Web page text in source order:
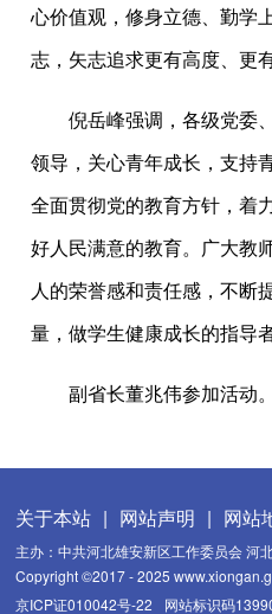
心价值观，修身立德、勤学
志，矢志追求更有高度、更
倪岳峰强调，各级党委
领导，关心青年成长，支持
全面贯彻党的教育方针，着
好人民满意的教育。广大教
人的荣誉感和责任感，不断
量，做学生健康成长的指导
副省长董兆伟参加活动。
关于本站 | 网站声明 | 网站
主办：中共河北雄安新区工作委员会 河
Copyright ©2017 - 2025
京ICP证010042号-22
网站标识码